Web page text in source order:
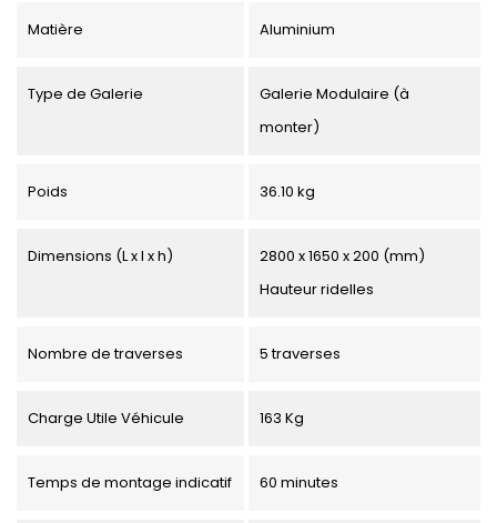
Matière Aluminium
Type de Galerie
Galerie Modulaire (à
monter)
Poids 36.10 kg
Dimensions (L x l x h)
2800 x 1650 x 200 (mm)
Hauteur ridelles
Nombre de traverses 5 traverses
Charge Utile Véhicule 163 Kg
Temps de montage indicatif 60 minutes